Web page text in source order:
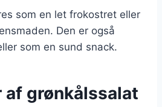
som en let frokostret eller
Den er også
som en sund snack.
af grønkålssalat